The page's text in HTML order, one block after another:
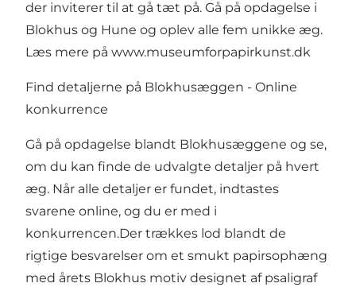
der inviterer til at gå tæt på. Gå på opdagelse i
Blokhus og Hune og oplev alle fem unikke æg.
Læs mere på www.museumforpapirkunst.dk
Find detaljerne på Blokhusæggen - Online
konkurrence
Gå på opdagelse blandt Blokhusæggene og se,
om du kan finde de udvalgte detaljer på hvert
æg. Når alle detaljer er fundet, indtastes
svarene online, og du er med i
konkurrencen.Der trækkes lod blandt de
rigtige besvarelser om et smukt papirsophæng
med årets Blokhus motiv designet af psaligraf